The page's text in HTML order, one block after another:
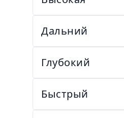
Дальний
Глубокий
Быстрый